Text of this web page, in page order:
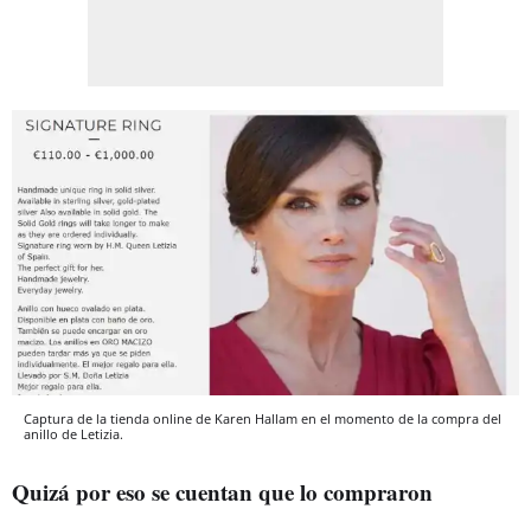
Captura de la tienda online de Karen Hallam en el momento de la compra del
anillo de Letizia.
Quizá por eso se cuentan que lo compraron